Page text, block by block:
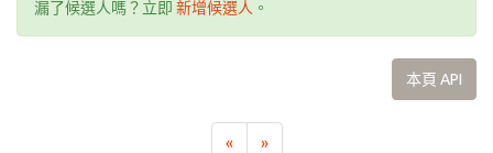
漏了候選人嗎？立即 新增候選人 。
本頁 API
« »